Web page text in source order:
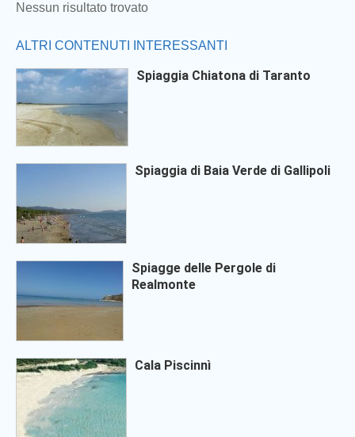
Nessun risultato trovato
ALTRI CONTENUTI INTERESSANTI
Spiaggia Chiatona di Taranto
Spiaggia di Baia Verde di Gallipoli
Spiagge delle Pergole di
Realmonte
Cala Piscinnì